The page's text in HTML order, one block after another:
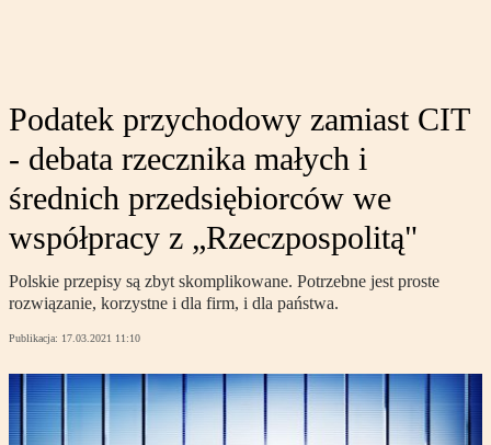
Podatek przychodowy zamiast CIT
- debata rzecznika małych i
średnich przedsiębiorców we
współpracy z „Rzeczpospolitą"
Polskie przepisy są zbyt skomplikowane. Potrzebne jest proste
rozwiązanie, korzystne i dla firm, i dla państwa.
Publikacja: 17.03.2021 11:10